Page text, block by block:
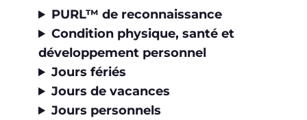
PURL™ de reconnaissance
Condition physique, santé et
développement personnel
Jours fériés
Jours de vacances
Jours personnels